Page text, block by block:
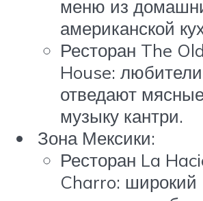
меню из
американской
Ресторан The
House:
отведают
музыку кантри.
Зона Мексики:
Ресторан La
Charro: широкий